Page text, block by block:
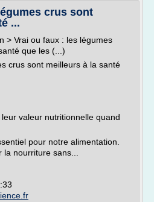
crus sont
...
> Vrai ou faux : les légumes
que les (...)
crus sont meilleurs à la santé
valeur nutritionnelle quand
pour notre alimentation.
nourriture sans...